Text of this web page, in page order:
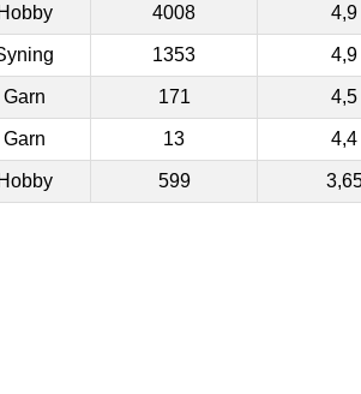
Hobby 4008 4,9
1353 4,9
Garn 171 4,5
Garn 13 4,4
Hobby 599